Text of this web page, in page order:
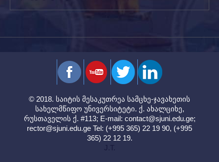
© 2018. საიტის მესაკუთრეა სამცხე-ჯავახეთის
სახელმწიფო უნივერსიტეტი. ქ. ახალციხე,
რუსთაველის ქ. #113; E-mail: contact@sjuni.edu.ge;
rector@sjuni.edu.ge Tel: (+995 365) 22 19 90, (+995
365) 22 12 19.
J.T.